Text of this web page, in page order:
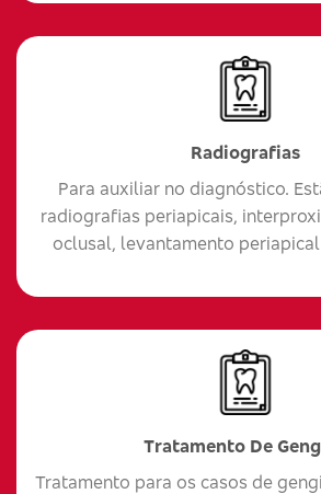
Radiografias
Para auxiliar no diagnóstico.
radiografias periapicais,
oclusal, levantamento
Tratamento De
Tratamento para os casos de